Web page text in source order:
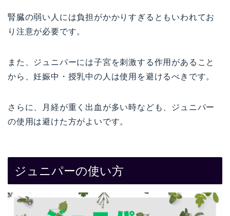
腎臓の弱い人には負担がかかりすぎるともいわれてお
り注意が必要です。
また、ジュニパーには子宮を刺激する作用があること
から、妊娠中・授乳中の人は使用を避けるべきです。
さらに、月経が重く出血が多い時なども、ジュニパー
の使用は避けた方がよいです。
ジュニパーの使い方